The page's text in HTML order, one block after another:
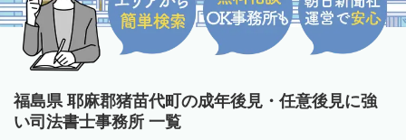
福島県 耶麻郡猪苗代町の成年後見・任意後見に強
い司法書士事務所 一覧